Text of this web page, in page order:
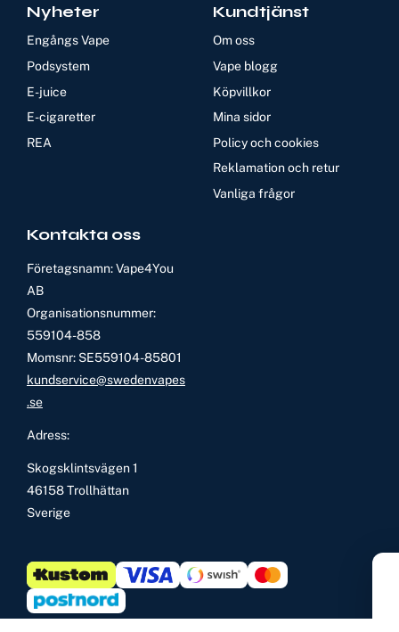
Nyheter
Engångs Vape
Podsystem
E-juice
E-cigaretter
REA
Kundtjänst
Om oss
Vape blogg
Köpvillkor
Mina sidor
Policy och cookies
Reklamation och retur
Vanliga frågor
Kontakta oss
Företagsnamn: Vape4You
AB
Organisationsnummer:
559104-858
Momsnr: SE559104-85801
kundservice@swedenvapes
.se
Adress:
Skogsklintsvägen 1
46158 Trollhättan
Sverige